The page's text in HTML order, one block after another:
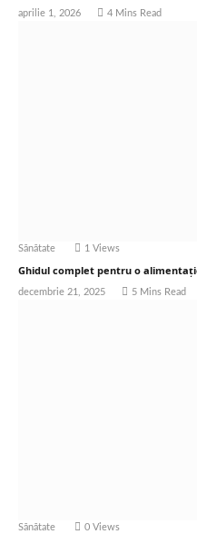
aprilie 1, 2026 4 Mins Read
Sănătate 1 Views
Ghidul complet pentru o
decembrie 21, 2025 5 Mins Read
Sănătate 0 Views